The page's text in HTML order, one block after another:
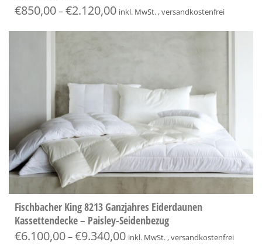
€850,00–€2.120,00 inkl. MwSt. , versandkostenfrei
Fischbacher King 8213 Ganzjahres Eiderdaunen
Kassettendecke – Paisley-Seidenbezug
€6.100,00–€9.340,00 inkl. MwSt. , versandkostenfrei